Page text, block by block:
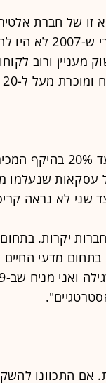
הכנסות בהיקף של 5-
ורוב
מיליון דולר בשנה".
"בתחום התוכנה אנחנו
עסקאות שנעלמו
יקרות.
בתחום מדעי